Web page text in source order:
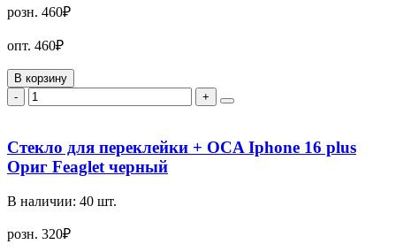
розн. 460₽
опт. 460₽
В корзину
-
+
Стекло для переклейки + OCA Iphone 16 plus
Ориг Feaglet черный
В наличии: 40 шт.
розн. 320₽